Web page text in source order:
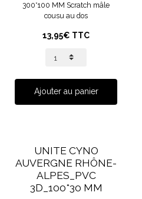
300*100 MM Scratch mâle
cousu au dos
13,95€ TTC
Ajouter au panier
UNITE CYNO
AUVERGNE RHÔNE-
ALPES_PVC
3D_100*30 MM